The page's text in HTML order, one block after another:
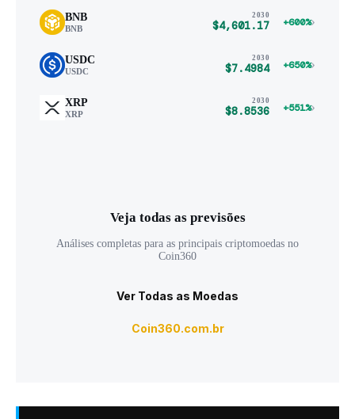
BNB
BNB
2030
$4,601.17 +600%›
USDC
USDC
2030
$7.4984 +650%›
XRP
XRP
2030
$8.8536 +551%›
Veja todas as previsões
Análises completas para as principais criptomoedas no
Coin360
Ver Todas as Moedas
Coin360.com.br